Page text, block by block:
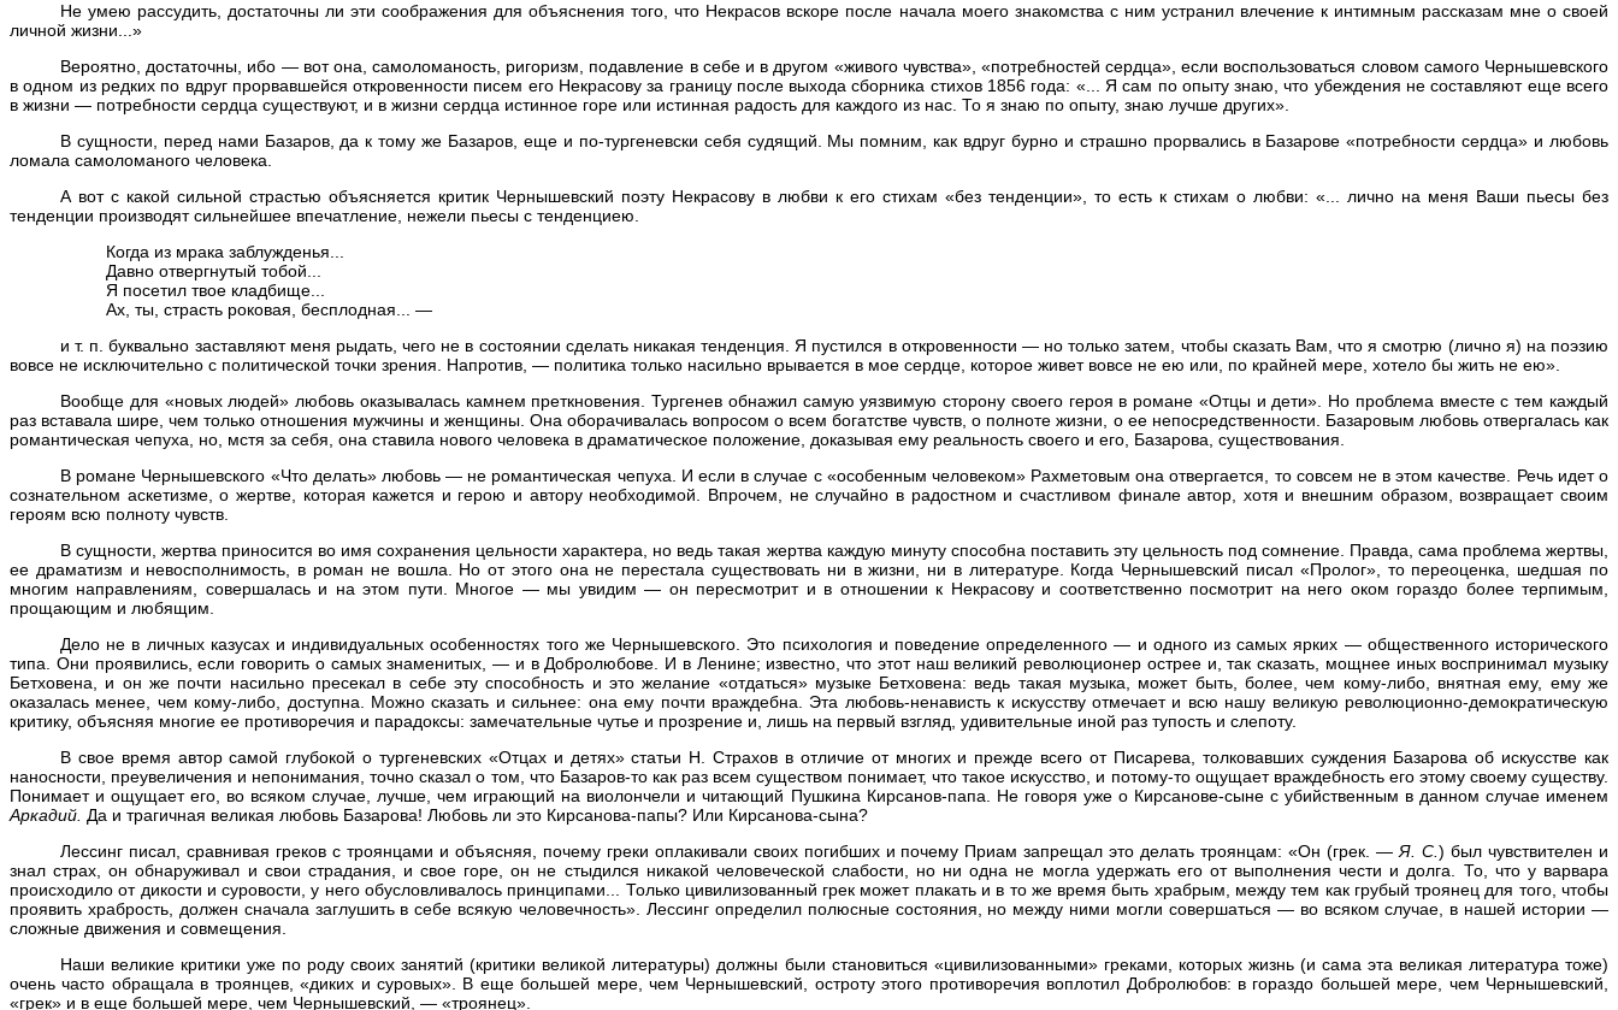
Не умею рассудить, достаточны ли эти соображения для объяснения того, что Некрасов вскоре после начала моего знакомства с ним устранил влечение к интимным рассказам мне о своей
личной жизни...»
Вероятно, достаточны, ибо — вот она, самоломаность, ригоризм, подавление в себе и в другом «живого чувства», «потребностей сердца», если воспользоваться словом самого Чернышевского
в одном из редких по вдруг прорвавшейся откровенности писем его Некрасову за границу после выхода сборника стихов 1856 года: «... Я сам по опыту знаю, что убеждения не составляют еще всего
в жизни — потребности сердца существуют, и в жизни сердца истинное горе или истинная радость для каждого из нас. То я знаю по опыту, знаю лучше других».
В сущности, перед нами Базаров, да к тому же Базаров, еще и по-тургеневски себя судящий. Мы помним, как вдруг бурно и страшно прорвались в Базарове «потребности сердца» и любовь
ломала самоломаного человека.
А вот с какой сильной страстью объясняется критик Чернышевский поэту Некрасову в любви к его стихам «без тенденции», то есть к стихам о любви: «... лично на меня Ваши пьесы без
тенденции производят сильнейшее впечатление, нежели пьесы с тенденциею.
Когда из мрака заблужденья...
Давно отвергнутый тобой...
Я посетил твое кладбище...
Ах, ты, страсть роковая, бесплодная... —
и т. п. буквально заставляют меня рыдать, чего не в состоянии сделать никакая тенденция. Я пустился в откровенности — но только затем, чтобы сказать Вам, что я смотрю (лично я) на поэзию
вовсе не исключительно с политической точки зрения. Напротив, — политика только насильно врывается в мое сердце, которое живет вовсе не ею или, по крайней мере, хотело бы жить не ею».
Вообще для «новых людей» любовь оказывалась камнем преткновения. Тургенев обнажил самую уязвимую сторону своего героя в романе «Отцы и дети». Но проблема вместе с тем каждый
раз вставала шире, чем только отношения мужчины и женщины. Она оборачивалась вопросом о всем богатстве чувств, о полноте жизни, о ее непосредственности. Базаровым любовь отвергалась как
романтическая чепуха, но, мстя за себя, она ставила нового человека в драматическое положение, доказывая ему реальность своего и его, Базарова, существования.
В романе Чернышевского «Что делать» любовь — не романтическая чепуха. И если в случае с «особенным человеком» Рахметовым она отвергается, то совсем не в этом качестве. Речь идет о
сознательном аскетизме, о жертве, которая кажется и герою и автору необходимой. Впрочем, не случайно в радостном и счастливом финале автор, хотя и внешним образом, возвращает своим
героям всю полноту чувств.
В сущности, жертва приносится во имя сохранения цельности характера, но ведь такая жертва каждую минуту способна поставить эту цельность под сомнение. Правда, сама проблема жертвы,
ее драматизм и невосполнимость, в роман не вошла. Но от этого она не перестала существовать ни в жизни, ни в литературе. Когда Чернышевский писал «Пролог», то переоценка, шедшая по
многим направлениям, совершалась и на этом пути. Многое — мы увидим — он пересмотрит и в отношении к Некрасову и соответственно посмотрит на него оком гораздо более терпимым,
прощающим и любящим.
Дело не в личных казусах и индивидуальных особенностях того же Чернышевского. Это психология и поведение определенного — и одного из самых ярких — общественного исторического
типа. Они проявились, если говорить о самых знаменитых, — и в Добролюбове. И в Ленине; известно, что этот наш великий революционер острее и, так сказать, мощнее иных воспринимал музыку
Бетховена, и он же почти насильно пресекал в себе эту способность и это желание «отдаться» музыке Бетховена: ведь такая музыка, может быть, более, чем кому-либо, внятная ему, ему же
оказалась менее, чем кому-либо, доступна. Можно сказать и сильнее: она ему почти враждебна. Эта любовь-ненависть к искусству отмечает и всю нашу великую революционно-демократическую
критику, объясняя многие ее противоречия и парадоксы: замечательные чутье и прозрение и, лишь на первый взгляд, удивительные иной раз тупость и слепоту.
В свое время автор самой глубокой о тургеневских «Отцах и детях» статьи Н. Страхов в отличие от многих и прежде всего от Писарева, толковавших суждения Базарова об искусстве как
наносности, преувеличения и непонимания, точно сказал о том, что Базаров-то как раз всем существом понимает, что такое искусство, и потому-то ощущает враждебность его этому своему существу.
Понимает и ощущает его, во всяком случае, лучше, чем играющий на виолончели и читающий Пушкина Кирсанов-папа. Не говоря уже о Кирсанове-сыне с убийственным в данном случае именем
Аркадий. Да и трагичная великая любовь Базарова! Любовь ли это Кирсанова-папы? Или Кирсанова-сына?
Лессинг писал, сравнивая греков с троянцами и объясняя, почему греки оплакивали своих погибших и почему Приам запрещал это делать троянцам: «Он (грек. —Я. С.) был чувствителен и
знал страх, он обнаруживал и свои страдания, и свое горе, он не стыдился никакой человеческой слабости, но ни одна не могла удержать его от выполнения чести и долга. То, что у варвара
происходило от дикости и суровости, у него обусловливалось принципами... Только цивилизованный грек может плакать и в то же время быть храбрым, между тем как грубый троянец для того, чтобы
проявить храбрость, должен сначала заглушить в себе всякую человечность». Лессинг определил полюсные состояния, но между ними могли совершаться — во всяком случае, в нашей истории —
сложные движения и совмещения.
Наши великие критики уже по роду своих занятий (критики великой литературы) должны были становиться «цивилизованными» греками, которых жизнь (и сама эта великая литература тоже)
очень часто обращала в троянцев, «диких и суровых». В еще большей мере, чем Чернышевский, остроту этого противоречия воплотил Добролюбов: в гораздо большей мере, чем Чернышевский,
«грек» и в еще большей мере, чем Чернышевский, — «троянец».